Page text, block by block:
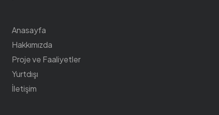
Anasayfa
Hakkımızda
Proje ve Faaliyetler
Yurtdışı
İletişim